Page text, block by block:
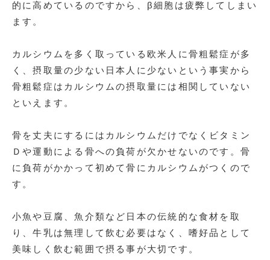
的に高めているのですから、β細胞は疲弊してしまい
ます。
カルシウムを多く取っている欧米人に骨粗鬆症が多
く、摂取量の少ない日本人に少ないという事実から
骨粗鬆症はカルシウムの摂取量には相関していない
といえます。
骨を丈夫にするにはカルシウムだけでなくビタミン
Ｄや運動による骨への負荷が欠かせないのです。骨
に負荷がかかって初めて骨にカルシウムがつくので
す。
小魚や豆腐、魚介類など日本の伝統的な食材を取
り、牛乳は無理して飲む必要はなく、嗜好品として
美味しく飲む範囲で摂る事が大切です。